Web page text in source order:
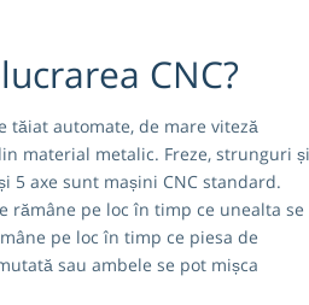
CNC?
tăiat automate, de mare viteză
material metalic. Freze, strunguri și
5 axe sunt mașini CNC standard.
rămâne pe loc în timp ce unealta se
pe loc în timp ce piesa de
sau ambele se pot mișca